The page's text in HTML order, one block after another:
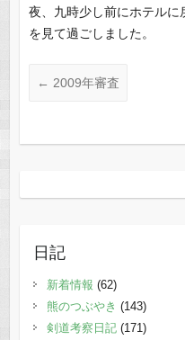
夜、九時少し前にホテル
を見て過ごしました。
← 2009年審査
日記
新着情報 (62)
熊のつぶやき (143)
剣道考察日記(171)